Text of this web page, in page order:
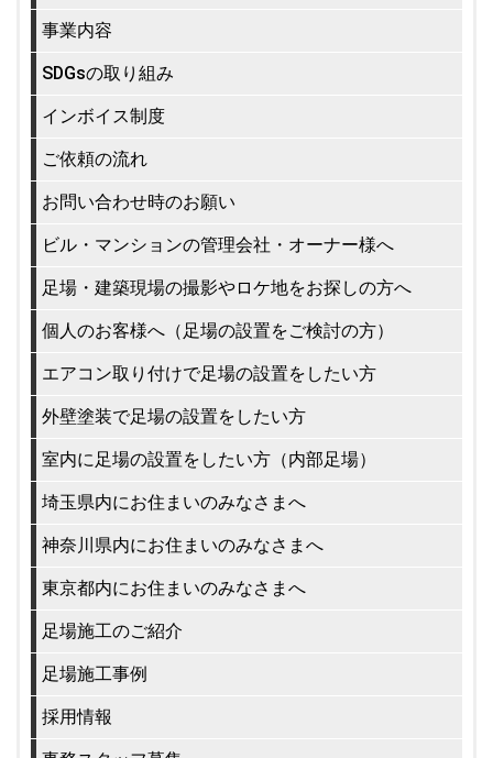
事業内容
SDGsの取り組み
インボイス制度
ご依頼の流れ
お問い合わせ時のお願い
ビル・マンションの管理会社・オーナー様へ
足場・建築現場の撮影やロケ地をお探しの方へ
個人のお客様へ（足場の設置をご検討の方）
エアコン取り付けで足場の設置をしたい方
外壁塗装で足場の設置をしたい方
室内に足場の設置をしたい方（内部足場）
埼玉県内にお住まいのみなさまへ
神奈川県内にお住まいのみなさまへ
東京都内にお住まいのみなさまへ
足場施工のご紹介
足場施工事例
採用情報